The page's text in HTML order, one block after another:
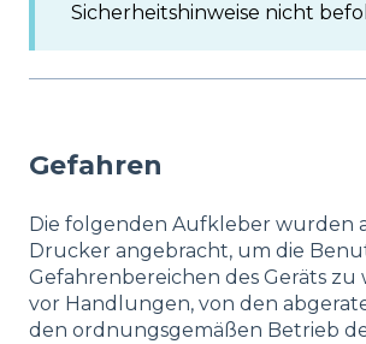
Sicherheitshinweise nicht
Gefahren
Die folgenden Aufkleber wurden
Drucker angebracht, um die
Gefahrenbereichen des Geräts zu
vor Handlungen, von den
den ordnungsgemäßen Betrieb